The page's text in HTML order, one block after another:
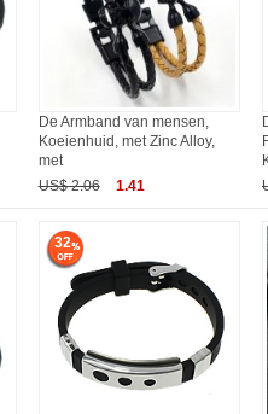
De Armband van mensen,
Koeienhuid, met Zinc Alloy,
met
US$ 2.06
1.41
32